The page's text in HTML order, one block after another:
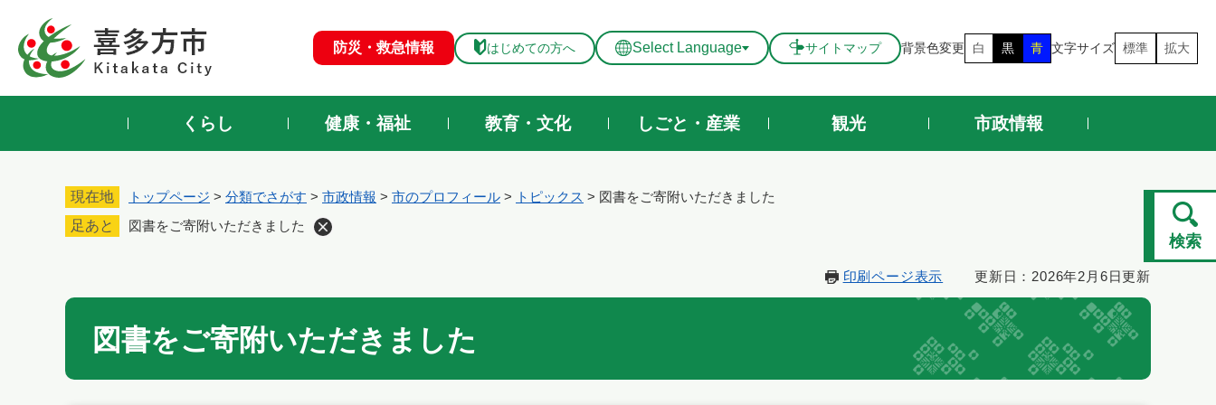
先
防災・救急情報 はじめての方へ Select Language サイトマップ 背景色変更 白 黒 青 文字サイズ 標準 拡大
くらし 健康・福祉 教育・文化 しごと・産業 観光 市政情報
現在地 トップページ > 分類でさがす > 市政情報 > 市のプロフィール > トピックス > 図書をご寄附いただきました
足あと
図書をご寄附いただきました
文
印刷ページ表示 更新日：2026年2月6日更新
図書をご寄附いただきました
検索